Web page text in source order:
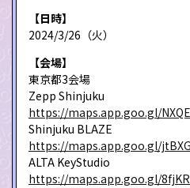
【日時】
2024/3/26（火）
【会場】
東京都3会場
Zepp Shinjuku
https://maps.app.goo.gl/
Shinjuku BLAZE
https://maps.app.goo.gl/
ALTA KeyStudio
https://maps.app.goo.gl/